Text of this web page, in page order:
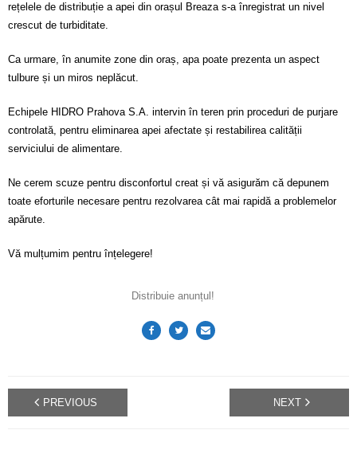
rețelele de distribuție a apei din orașul Breaza s-a înregistrat un nivel
crescut de turbiditate.
Ca urmare, în anumite zone din oraș, apa poate prezenta un aspect
tulbure și un miros neplăcut.
Echipele HIDRO Prahova S.A. intervin în teren prin proceduri de purjare
controlată, pentru eliminarea apei afectate și restabilirea calității
serviciului de alimentare.
Ne cerem scuze pentru disconfortul creat și vă asigurăm că depunem
toate eforturile necesare pentru rezolvarea cât mai rapidă a problemelor
apărute.
Vă mulțumim pentru înțelegere!
Distribuie anunțul!
PREVIOUS NEXT